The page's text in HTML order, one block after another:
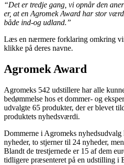
“Det er tredje gang, vi opnår den
er, at en Agromek Award har stor
både ind-og udland.”
Læs en nærmere forklaring omkring
klikke på deres navne.
Agromek Award
Agromeks 542 udstillere har alle
bedømmelse hos et dommer- og
udvalgte 65 produkter, der er blevet
produktets nyhedsværdi.
Dommerne i Agromeks
nyheder, to stjerner til 24 nyheder,
Blandt de trestjernede er 15 af dem
tidligere præsenteret på en udstilling i